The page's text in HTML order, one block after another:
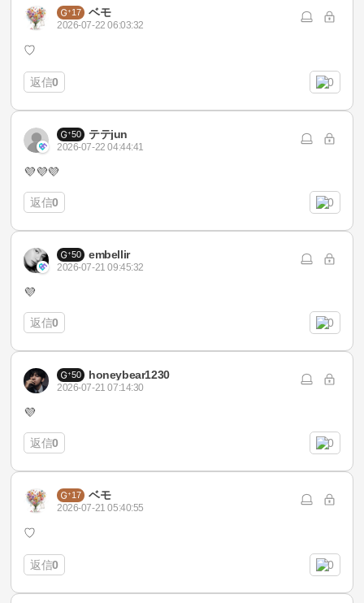
17 ベモ
2026-07-22 06:03:32
♡
返信0 0
50 テテjun
2026-07-22 04:44:41
💜💜💜
返信0 0
50 embellir
2026-07-21 09:45:32
💜
返信0 0
50 honeybear1230
2026-07-21 07:14:30
💜
返信0 0
17 ベモ
2026-07-21 05:40:55
♡
返信0 0